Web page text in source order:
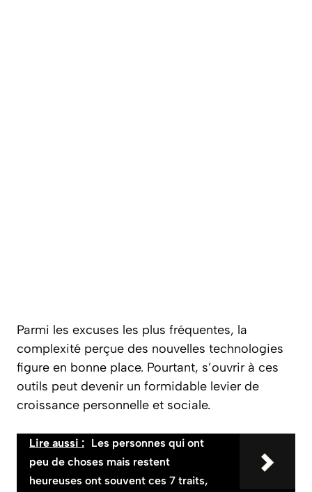
Parmi les excuses les plus fréquentes, la
complexité perçue des nouvelles technologies
figure en bonne place. Pourtant, s’ouvrir à ces
outils peut devenir un formidable levier de
croissance personnelle et sociale.
Lire aussi : Les personnes qui ont
peu de choses mais restent
heureuses ont souvent ces 7 traits,